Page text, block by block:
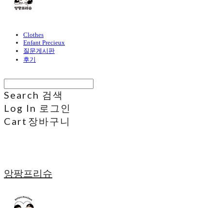
Clothes
Enfant Precieux
질문게시판
후기
Search 검색
Log In 로그인
Cart 장바구니
앙팡프리슈